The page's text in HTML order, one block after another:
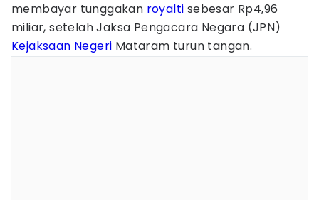
membayar tunggakan royalti sebesar Rp4,96
miliar, setelah Jaksa Pengacara Negara (JPN)
Kejaksaan Negeri Mataram turun tangan.